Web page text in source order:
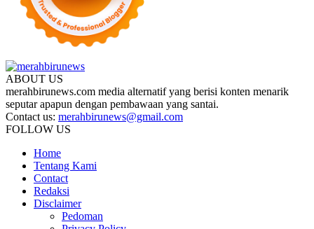
ABOUT US
merahbirunews.com media alternatif yang berisi konten menarik
seputar apapun dengan pembawaan yang santai.
Contact us: merahbirunews@gmail.com
FOLLOW US
Home
Tentang Kami
Contact
Redaksi
Disclaimer
Pedoman